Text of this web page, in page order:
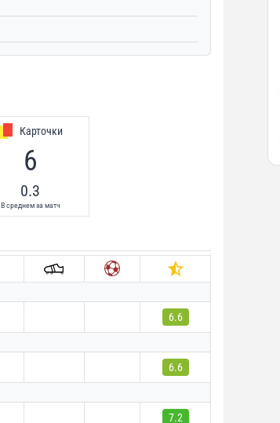
Карточки
6
0.3
В среднем за матч
6.6
6.6
7.2